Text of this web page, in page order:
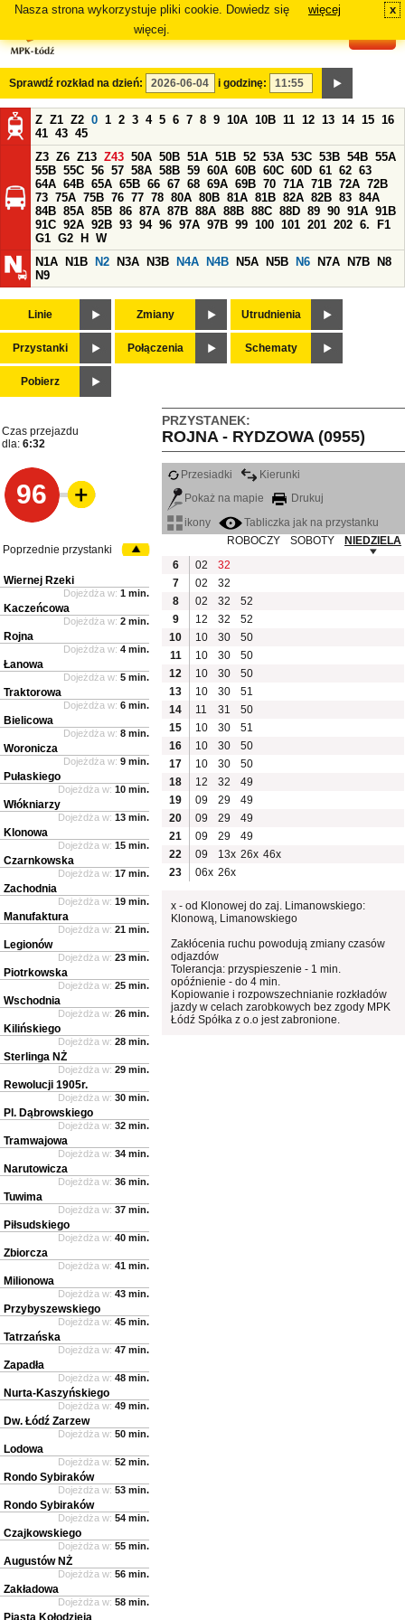
Nasza strona wykorzystuje pliki cookie. Dowiedz się
więcej.
więcej x
Sprawdź rozkład na dzień: i godzinę:
Z Z1 Z2 0 1 2 3 4 5 6 7 8 9 10A 10B 11 12 13 14 15 16
41 43 45
Z3 Z6 Z13 Z43 50A 50B 51A 51B 52 53A 53C 53B 54B 55A
55B 55C 56 57 58A 58B 59 60A 60B 60C 60D 61 62 63
64A 64B 65A 65B 66 67 68 69A 69B 70 71A 71B 72A 72B
73 75A 75B 76 77 78 80A 80B 81A 81B 82A 82B 83 84A
84B 85A 85B 86 87A 87B 88A 88B 88C 88D 89 90 91A 91B
91C 92A 92B 93 94 96 97A 97B 99 100 101 201 202 6.
F1
G1 G2 H
W
N1A
N1B N2 N3A N3B N4A N4B N5A N5B N6 N7A N7B
N8
N9
Linie Zmiany Utrudnienia
Przystanki Połączenia Schematy
Pobierz
PRZYSTANEK:
ROJNA - RYDZOWA (0955)
Czas przejazdu
dla: 6:32
96
Przesiadki
Kierunki
Pokaż na mapie
Drukuj
ikony
Tabliczka jak na przystanku
ROBOCZY
SOBOTY
NIEDZIELA
6
02
32
7
02
32
8
02 32
52
9
12 32
52
10
10 30
50
11
10 30
50
12
10 30
50
13
10 30
51
14
11 31
50
15
10 30
51
16
10 30
50
17
10 30
50
18
12 32
49
19
09 29
49
20
09 29
49
21
09 29
49
22
09 13x 26x 46x
23
06x 26x
x - od Klonowej do zaj. Limanowskiego:
Klonową, Limanowskiego
Zakłócenia ruchu powodują zmiany czasów
odjazdów
Tolerancja: przyspieszenie - 1 min.
opóźnienie - do 4 min.
Kopiowanie i rozpowszechnianie rozkładów
jazdy w celach zarobkowych bez zgody MPK
Łódź Spółka z o.o jest zabronione.
Poprzednie przystanki
Wiernej Rzeki
Dojeżdża w: 1 min.
Kaczeńcowa
Dojeżdża w: 2 min.
Rojna
Dojeżdża w: 4 min.
Łanowa
Dojeżdża w: 5 min.
Traktorowa
Dojeżdża w: 6 min.
Bielicowa
Dojeżdża w: 8 min.
Woronicza
Dojeżdża w: 9 min.
Pułaskiego
Dojeżdża w: 10 min.
Włókniarzy
Dojeżdża w: 13 min.
Klonowa
Dojeżdża w: 15 min.
Czarnkowska
Dojeżdża w: 17 min.
Zachodnia
Dojeżdża w: 19 min.
Manufaktura
Dojeżdża w: 21 min.
Legionów
Dojeżdża w: 23 min.
Piotrkowska
Dojeżdża w: 25 min.
Wschodnia
Dojeżdża w: 26 min.
Kilińskiego
Dojeżdża w: 28 min.
Sterlinga NŻ
Dojeżdża w: 29 min.
Rewolucji 1905r.
Dojeżdża w: 30 min.
Pl. Dąbrowskiego
Dojeżdża w: 32 min.
Tramwajowa
Dojeżdża w: 34 min.
Narutowicza
Dojeżdża w: 36 min.
Tuwima
Dojeżdża w: 37 min.
Piłsudskiego
Dojeżdża w: 40 min.
Zbiorcza
Dojeżdża w: 41 min.
Milionowa
Dojeżdża w: 43 min.
Przybyszewskiego
Dojeżdża w: 45 min.
Tatrzańska
Dojeżdża w: 47 min.
Zapadła
Dojeżdża w: 48 min.
Nurta-Kaszyńskiego
Dojeżdża w: 49 min.
Dw. Łódź Zarzew
Dojeżdża w: 50 min.
Lodowa
Dojeżdża w: 52 min.
Rondo Sybiraków
Dojeżdża w: 53 min.
Rondo Sybiraków
Dojeżdża w: 54 min.
Czajkowskiego
Dojeżdża w: 55 min.
Augustów NŻ
Dojeżdża w: 56 min.
Zakładowa
Dojeżdża w: 58 min.
Piasta Kołodzieja